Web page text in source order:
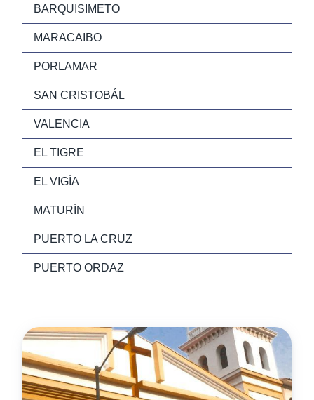
BARQUISIMETO
MARACAIBO
PORLAMAR
SAN CRISTOBÁL
VALENCIA
EL TIGRE
EL VIGÍA
MATURÍN
PUERTO LA CRUZ
PUERTO ORDAZ